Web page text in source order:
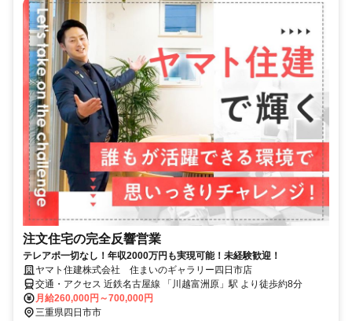
注文住宅の完全反響営業
テレアポ一切なし！年収2000万円も実現可能！未経験歓迎！
ヤマト住建株式会社 住まいのギャラリー四日市店
交通・アクセス 近鉄名古屋線 「川越富洲原」駅 より徒歩約8分
月給260,000円～700,000円
三重県四日市市